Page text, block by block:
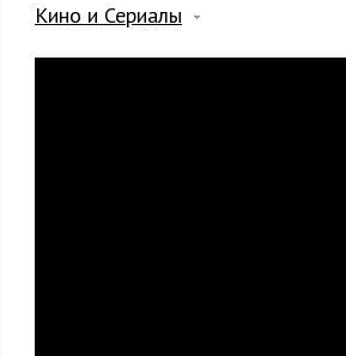
Кино и Сериалы